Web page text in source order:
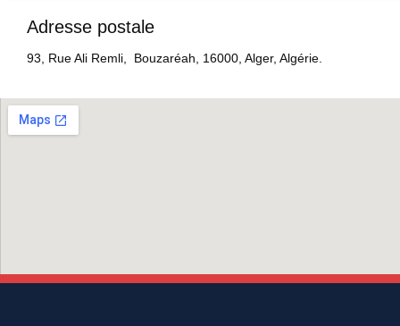
Adresse postale
93, Rue Ali Remli, Bouzaréah, 16000, Alger, Algérie.